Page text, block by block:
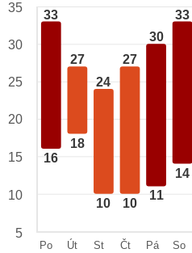
33
16
27
18
24
10
27
10
30
11
33
14
35
30
25
20
15
10
5
Po
Út
St
Čt
Pá
So